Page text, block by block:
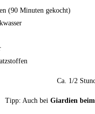
(90 Minuten gekocht)
Ca. 1/2
Tipp: Auch bei Giardien